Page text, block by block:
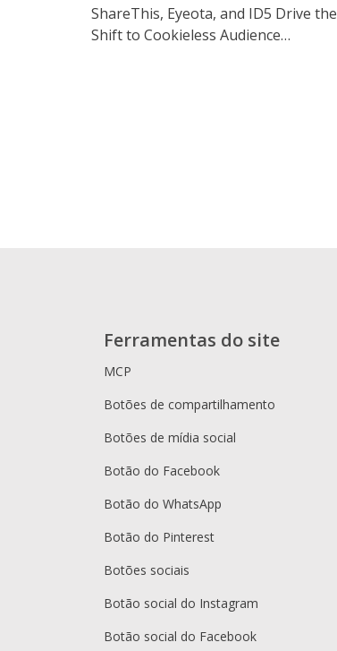
ShareThis, Eyeota, and ID5 Drive the
Shift to Cookieless Audience
Ferramentas do site
MCP
Botões de compartilhamento
Botões de mídia social
Botão do Facebook
Botão do WhatsApp
Botão do Pinterest
Botões sociais
Botão social do Instagram
Botão social do Facebook